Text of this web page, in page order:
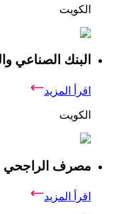
الكويت
البنك الصناعي
اقرأ المزيد
الكويت
مصرف الراجحي
اقرأ المزيد